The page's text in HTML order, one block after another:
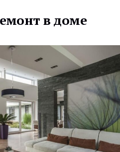
в доме